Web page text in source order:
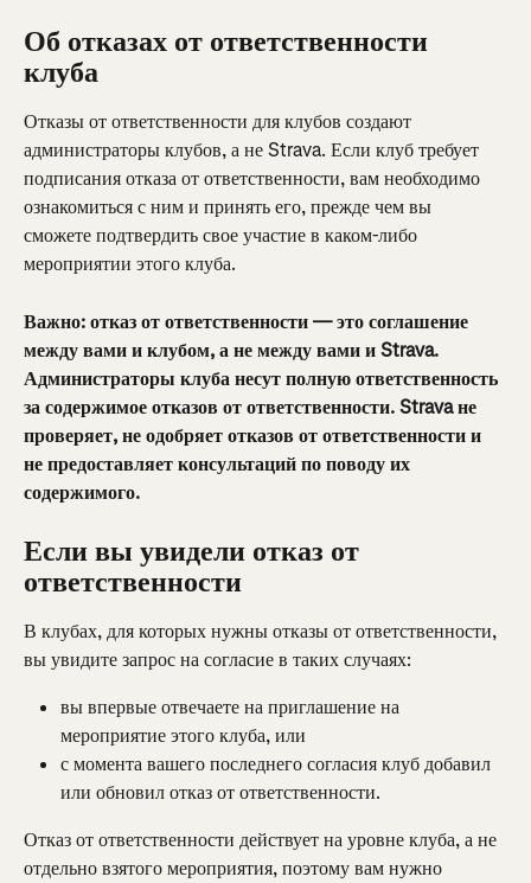
Об отказах от ответственности
клуба
Отказы от ответственности для клубов создают
администраторы клубов, а не Strava. Если клуб требует
подписания отказа от ответственности, вам необходимо
ознакомиться с ним и принять его, прежде чем вы
сможете подтвердить свое участие в каком-либо
мероприятии этого клуба.
Важно: отказ от ответственности — это соглашение
между вами и клубом, а не между вами и Strava.
Администраторы клуба несут полную ответственность
за содержимое отказов от ответственности. Strava не
проверяет, не одобряет отказов от ответственности и
не предоставляет консультаций по поводу их
содержимого.
Если вы увидели отказ от
ответственности
В клубах, для которых нужны отказы от ответственности,
вы увидите запрос на согласие в таких случаях:
вы впервые отвечаете на приглашение на
мероприятие этого клуба, или
с момента вашего последнего согласия клуб добавил
или обновил отказ от ответственности.
Отказ от ответственности действует на уровне клуба, а не
отдельно взятого мероприятия, поэтому вам нужно